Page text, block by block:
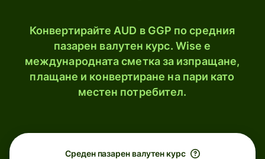
Конвертирайте AUD в GGP по средния
пазарен валутен курс. Wise е
международната сметка за изпращане,
плащане и конвертиране на пари като
местен потребител.
Среден пазарен валутен курс